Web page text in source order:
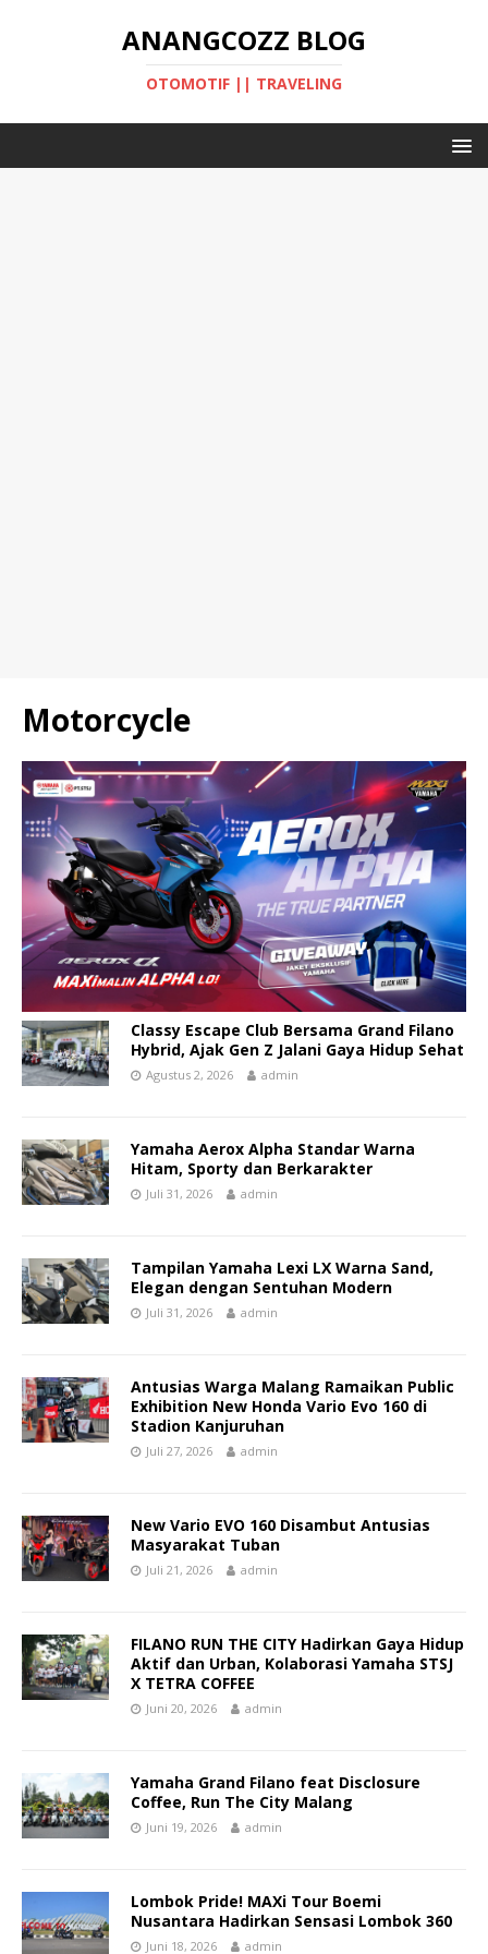
ANANGCOZZ BLOG
OTOMOTIF || TRAVELING
Motorcycle
Classy Escape Club Bersama Grand Filano
Hybrid, Ajak Gen Z Jalani Gaya Hidup Sehat
Agustus 2, 2026 admin
Yamaha Aerox Alpha Standar Warna
Hitam, Sporty dan Berkarakter
Juli 31, 2026 admin
Tampilan Yamaha Lexi LX Warna Sand,
Elegan dengan Sentuhan Modern
Juli 31, 2026 admin
Antusias Warga Malang Ramaikan Public
Exhibition New Honda Vario Evo 160 di
Stadion Kanjuruhan
Juli 27, 2026 admin
New Vario EVO 160 Disambut Antusias
Masyarakat Tuban
Juli 21, 2026 admin
FILANO RUN THE CITY Hadirkan Gaya Hidup
Aktif dan Urban, Kolaborasi Yamaha STSJ
X TETRA COFFEE
Juni 20, 2026 admin
Yamaha Grand Filano feat Disclosure
Coffee, Run The City Malang
Juni 19, 2026 admin
Lombok Pride! MAXi Tour Boemi
Nusantara Hadirkan Sensasi Lombok 360
Juni 18, 2026 admin